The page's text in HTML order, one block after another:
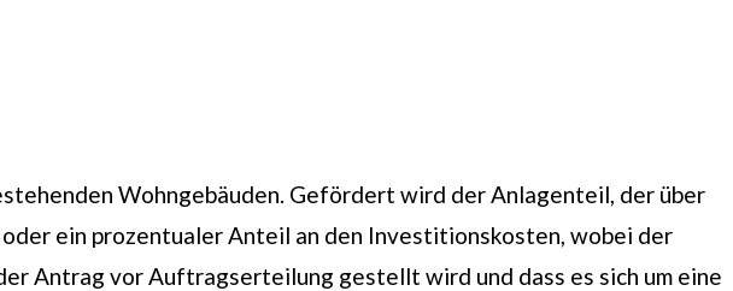
Wohngebäuden. Gefördert wird der Anlagenteil, der über
ein prozentualer Anteil an den Investitionskosten, wobei der
Antrag vor Auftragserteilung gestellt wird und dass es sich um eine